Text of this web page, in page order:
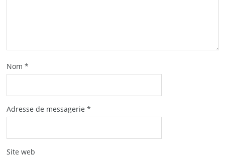
Nom *
Adresse de messagerie *
Site web